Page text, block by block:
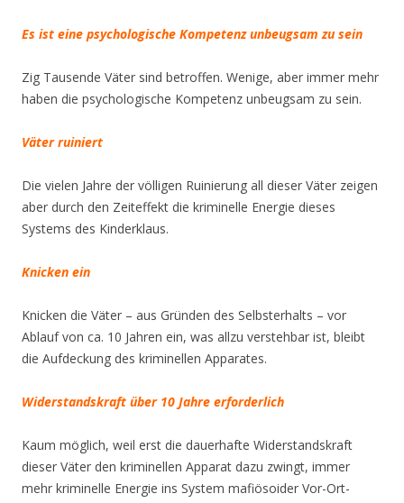
Es ist eine psychologische Kompetenz unbeugsam zu sein
Zig Tausende Väter sind betroffen. Wenige, aber immer mehr
haben die psychologische Kompetenz unbeugsam zu sein.
Väter ruiniert
Die vielen Jahre der völligen Ruinierung all dieser Väter zeigen
aber durch den Zeiteffekt die kriminelle Energie dieses
Systems des Kinderklaus.
Knicken ein
Knicken die Väter – aus Gründen des Selbsterhalts – vor
Ablauf von ca. 10 Jahren ein, was allzu verstehbar ist, bleibt
die Aufdeckung des kriminellen Apparates.
Widerstandskraft über 10 Jahre erforderlich
Kaum möglich, weil erst die dauerhafte Widerstandskraft
dieser Väter den kriminellen Apparat dazu zwingt, immer
mehr kriminelle Energie ins System mafiösoider Vor-Ort-